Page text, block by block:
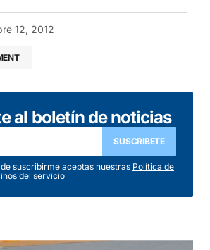
12, 2012
de correo electrónico no será
campos obligatorios están
al boletín de noticias
SUSCRIBETE
suscribirme aceptas nuestras Política de
del servicio